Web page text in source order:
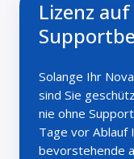
Lizenz
Solange Ihr
sind Sie
nie ohne
Tage vor Ablauf
bevorstehende